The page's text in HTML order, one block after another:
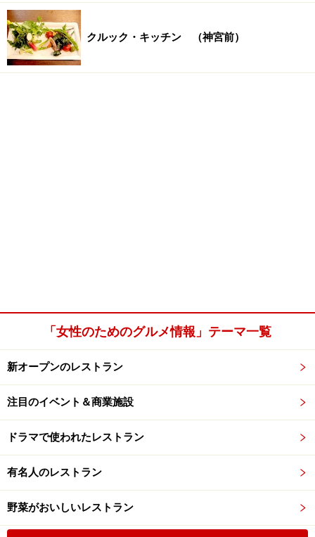
クルック・キッチン （神宮前）
「女性のためのグルメ情報」テーマ一覧
新オープンのレストラン
注目のイベント＆商業施設
ドラマで使われたレストラン
有名人のレストラン
野菜がおいしいレストラン